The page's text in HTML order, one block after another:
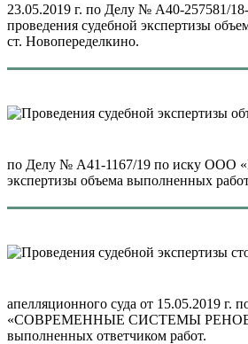
23.05.2019 г. по Делу № А40-
проведения судебной экспертизы
ст. Новопеределкино.
по Делу № А41-1167/19 по иску
экспертизы объема выполненных
апелляционного суда от
«СОВРЕМЕННЫЕ СИСТЕМЫ РЕНОВАЦИИ
выполненных ответчиком работ.